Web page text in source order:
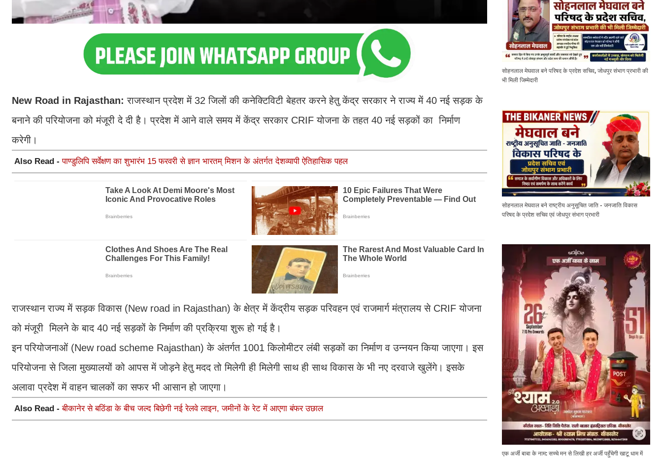
New Road in Rajasthan: राजस्थान प्रदेश में 32 जिलों की कनेक्टिविटी बेहतर करने हेतु केंद्र सरकार ने राज्य में 40 नई सड़क के
बनाने की परियोजना को मंजूरी दे दी है। प्रदेश में आने वाले समय में केंद्र सरकार CRIF योजना के तहत 40 नई सड़कों का निर्माण
करेगी।
Also Read -पाण्डुलिपि सर्वेक्षण का शुभारंभ 15 फरवरी से ज्ञान भारतम् मिशन के अंतर्गत देशव्यापी ऐतिहासिक पहल
राजस्थान राज्य में सड़क विकास (New road in Rajasthan) के क्षेत्र में केंद्रीय सड़क परिवहन एवं राजमार्ग मंत्रालय से CRIF योजना
को मंजूरी मिलने के बाद 40 नई सड़कों के निर्माण की प्रक्रिया शुरू हो गई है।
इन परियोजनाओं (New road scheme Rajasthan) के अंतर्गत 1001 किलोमीटर लंबी सड़कों का निर्माण व उन्नयन किया जाएगा। इस
परियोजना से जिला मुख्यालयों को आपस में जोड़ने हेतु मदद तो मिलेगी ही मिलेगी साथ ही साथ विकास के भी नए दरवाजे खुलेंगे। इसके
अलावा प्रदेश में वाहन चालकों का सफर भी आसान हो जाएगा।
Also Read -बीकानेर से बठिंडा के बीच जल्द बिछेगी नई रेलवे लाइन, जमीनों के रेट में आएगा बंफर उछाल
सोहनलाल मेघवाल बने परिषद के प्रदेश सचिव, जोधपुर संभाग प्रभारी की
भी मिली जिम्मेदारी
सोहनलाल मेघवाल बने राष्ट्रीय अनुसूचित जाति - जनजाति विकास
परिषद के प्रदेश सचिव एवं जोधपुर संभाग प्रभारी
एक अर्जी बाबा के नाम: सच्चे मन से लिखी हर अर्जी पहुँचेगी खाटू धाम में